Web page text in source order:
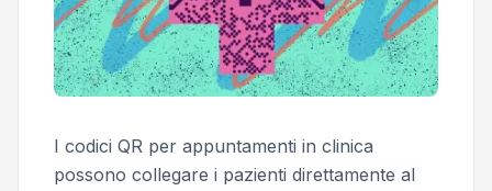
I codici QR per appuntamenti in clinica
possono collegare i pazienti direttamente al